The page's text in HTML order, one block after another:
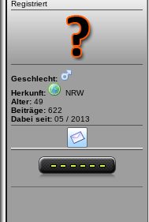
Registriert
Geschlecht:
Herkunft:
NRW
Alter: 49
Beiträge: 622
Dabei seit: 05 / 2013